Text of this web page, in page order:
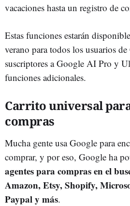
vacaciones hasta un registro de
Estas funciones estarán
verano para todos los usuarios
suscriptores a Google AI Pro y
funciones adicionales.
Carrito universal
compras
Mucha gente usa Google para
comprar, y por eso, Google ha
agentes para compras en el
Amazon, Etsy, Shopify,
Paypal y más.